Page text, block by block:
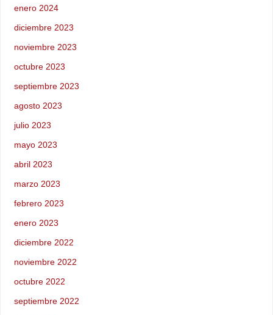
enero 2024
diciembre 2023
noviembre 2023
octubre 2023
septiembre 2023
agosto 2023
julio 2023
mayo 2023
abril 2023
marzo 2023
febrero 2023
enero 2023
diciembre 2022
noviembre 2022
octubre 2022
septiembre 2022